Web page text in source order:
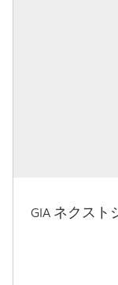
GIA ネクスト